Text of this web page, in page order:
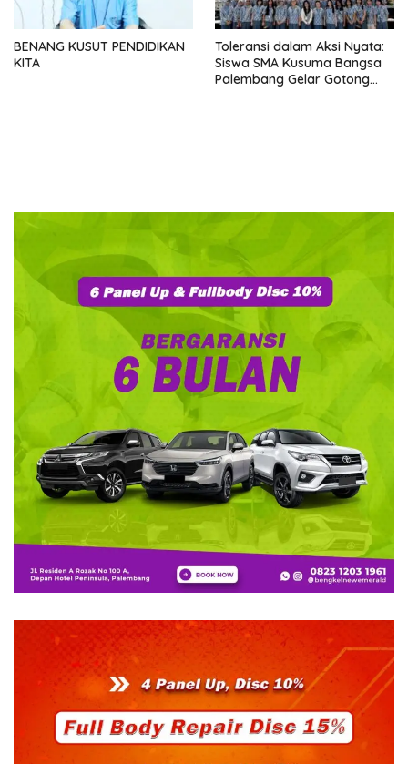
BENANG KUSUT PENDIDIKAN
KITA
Toleransi dalam Aksi Nyata:
Siswa SMA Kusuma Bangsa
Palembang Gelar Gotong